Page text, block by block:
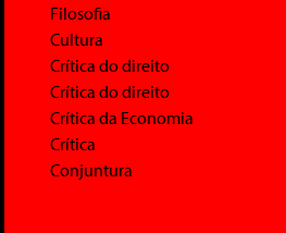
Filosofia
Cultura
Crítica do direito
Crítica do direito
Crítica da Economia
Crítica
Conjuntura